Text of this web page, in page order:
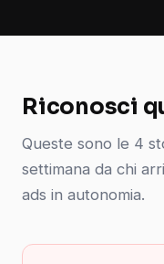
Riconosci
Queste sono le 4
settimana da chi
ads in autonomia.